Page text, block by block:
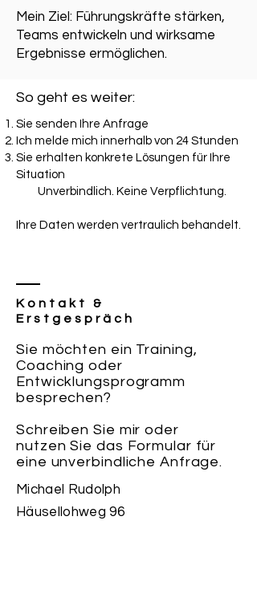
Mein Ziel: Führungskräfte stärken,
Teams entwickeln und wirksame
Ergebnisse ermöglichen.​​
So geht es weiter:
Sie senden Ihre Anfrage
Ich melde mich innerhalb von 24 Stunden
Sie erhalten konkrete Lösungen für Ihre
Situation
Unverbindlich. Keine Verpflichtung.
Ihre Daten werden vertraulich behandelt.
Kontakt &
Erstgespräch
Sie möchten ein Training,
Coaching oder
Entwicklungsprogramm
besprechen?
Schreiben Sie mir oder
nutzen Sie das Formular für
eine unverbindliche Anfrage.
Michael Rudolph
Häusellohweg 96